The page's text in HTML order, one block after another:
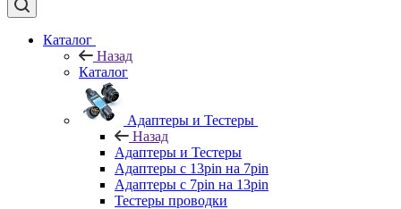
Каталог
Назад
Каталог
Адаптеры и Тестеры
Назад
Адаптеры и Тестеры
Адаптеры с 13pin на 7pin
Адаптеры с 7pin на 13pin
Тестеры проводки